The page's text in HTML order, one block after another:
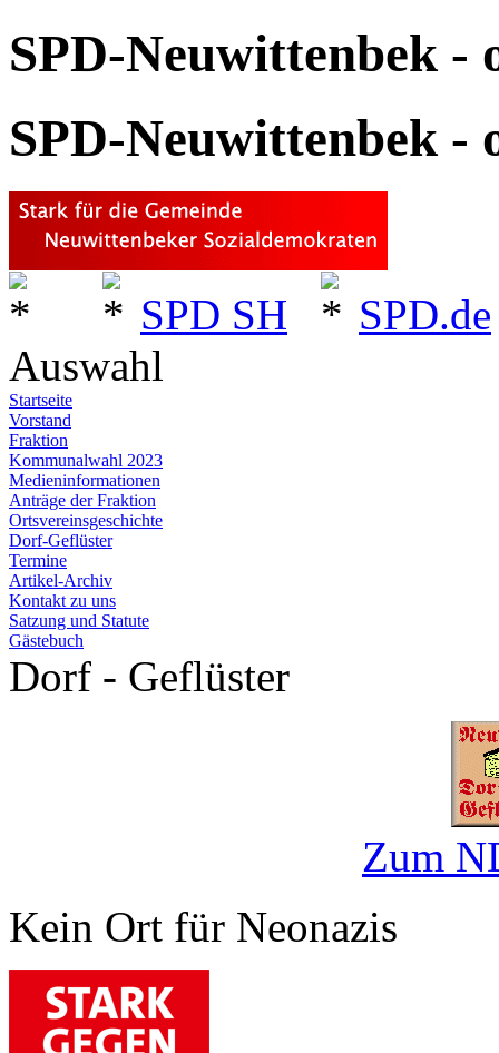
SPD-Neuwittenbek -
SPD-Neuwittenbek -
SPD SH
SPD.de
Auswahl
Startseite
Vorstand
Fraktion
Kommunalwahl 2023
Medieninformationen
Anträge der Fraktion
Ortsvereinsgeschichte
Dorf-Geflüster
Termine
Artikel-Archiv
Kontakt zu uns
Satzung und Statute
Gästebuch
Dorf - Geflüster
Zum
Kein Ort für Neonazis